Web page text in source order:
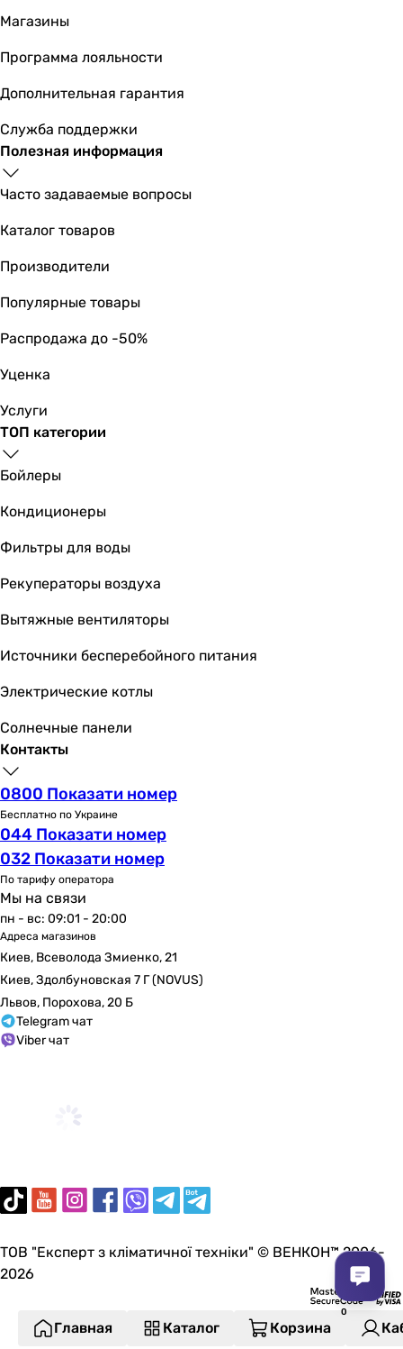
Магазины
Программа лояльности
Дополнительная гарантия
Служба поддержки
Полезная информация
Часто задаваемые вопросы
Каталог товаров
Производители
Популярные товары
Распродажа до -50%
Уценка
Услуги
ТОП категории
Бойлеры
Кондиционеры
Фильтры для воды
Рекуператоры воздуха
Вытяжные вентиляторы
Источники бесперебойного питания
Электрические котлы
Солнечные панели
Контакты
0800 Показати номер
Бесплатно по Украине
044 Показати номер
032 Показати номер
По тарифу оператора
Мы на связи
пн - вс: 09:01 - 20:00
Адреса магазинов
Киев, Всеволода Змиенко, 21
Киев, Здолбуновская 7 Г (NOVUS)
Львов, Порохова, 20 Б
Telegram чат
Viber чат
ТОВ "Експерт з кліматичної техніки" © ВЕНКОН™ 2006-
2026
Главная Каталог Корзина